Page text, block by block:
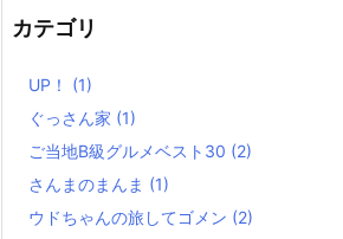
カテゴリ
UP！ (1)
ぐっさん家 (1)
ご当地B級グルメベスト30 (2)
さんまのまんま (1)
ウドちゃんの旅してゴメン (2)